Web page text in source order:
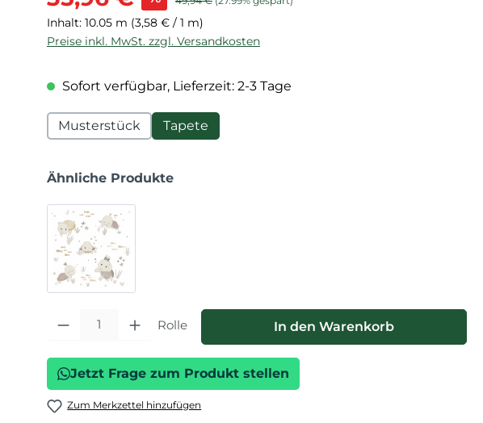
Inhalt: 10.05 m (3,58 € / 1 m)
Preise inkl. MwSt. zzgl. Versandkosten
Sofort verfügbar, Lieferzeit: 2-3 Tage
Musterstück Tapete
Ähnliche Produkte
Produkt Anzahl: Gib den gewünschten Wert ein oder benutze die
Rolle In den Warenkorb
Jetzt Frage zum Produkt stellen
Zum Merkzettel hinzufügen